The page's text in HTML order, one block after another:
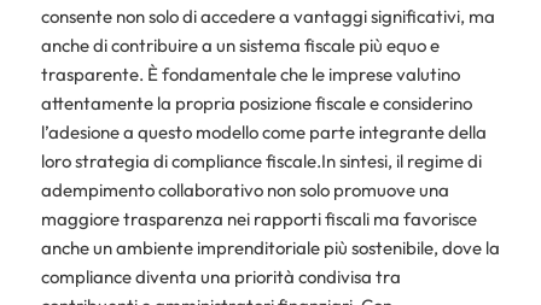
consente non solo di accedere a vantaggi significativi, ma
anche di contribuire a un sistema fiscale più equo e
trasparente. È fondamentale che le imprese valutino
attentamente la propria posizione fiscale e considerino
l’adesione a questo modello come parte integrante della
loro strategia di compliance fiscale.In sintesi, il regime di
adempimento collaborativo non solo promuove una
maggiore trasparenza nei rapporti fiscali ma favorisce
anche un ambiente imprenditoriale più sostenibile, dove la
compliance diventa una priorità condivisa tra